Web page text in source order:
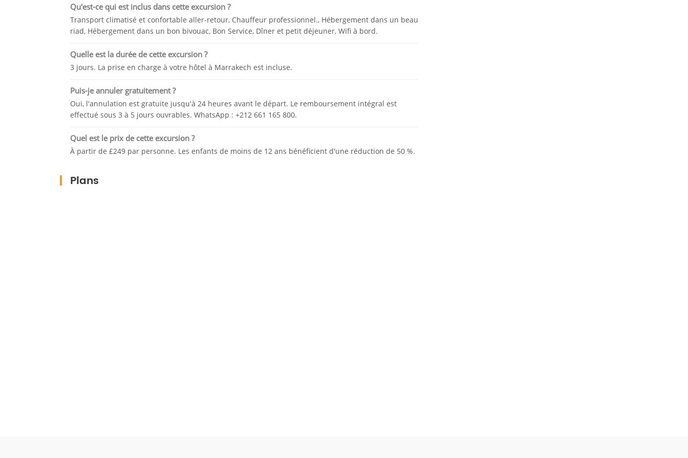
Vous passerez la nuit dans des tentes nomades en demi-pension et vous profiterez du
silence en pleine étoile. Dînez et vivez l'atmosphère de la musique berbère autour du feu
Jour 3: Merzouga - Ouarzazate - Marrakech:
dos de chameau vers Merzouga. Poursuite de la route de Marrakech et traversée des
villages berbères du Haut-Atlas. Arrivée le soir à Marrakech ... et c'est la fin de votre
excursion.
Admirez les magnifiques paysages du Sahara, oasis, palmeraies et vallées verdoyantes ...
Retour à Marrakech.
Qu'est-ce qui est inclus dans cette excursion ?
Transport climatisé et confortable aller-retour, Chauffeur professionnel., Hébergement dans un beau
riad, Hébergement dans un bon bivouac, Bon Service, Dîner et petit déjeuner, Wifi à bord.
Quelle est la durée de cette excursion ?
3 jours. La prise en charge à votre hôtel à Marrakech est incluse.
Puis-je annuler gratuitement ?
Oui, l'annulation est gratuite jusqu'à 24 heures avant le départ. Le remboursement intégral est
effectué sous 3 à 5 jours ouvrables. WhatsApp : +212 661 165 800.
Quel est le prix de cette excursion ?
À partir de £249 par personne. Les enfants de moins de 12 ans bénéficient d'une réduction de 50 %.
Plans